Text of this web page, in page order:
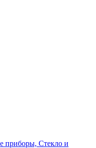
приборы, Стекло и